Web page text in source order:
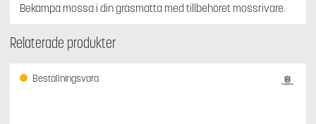
Bekämpa mossa i din gräsmatta med tillbehöret mossrivare.
Relaterade produkter
Beställningsvara